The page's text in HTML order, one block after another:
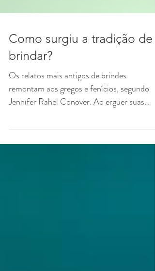
Como surgiu a tradição de
brindar?
Os relatos mais antigos de brindes
Jennifer Rahel Conover. Ao erguer suas
taças de vinho, os...